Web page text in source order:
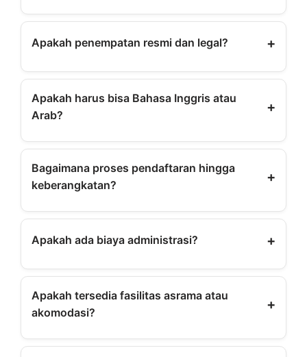
Gaji kisaran 15–18 juta belum termasuk lembur &
Apakah penempatan resmi dan legal? +
Ya, Manasik Agency adalah penyalur tenaga kerja
Apakah harus bisa Bahasa Inggris atau
Arab?
+
Bahasa Inggris dasar diperlukan. Bahasa Arab
Bagaimana proses pendaftaran hingga
keberangkatan?
+
Konsultasi → submit berkas → interview →
Apakah ada biaya administrasi? +
Beberapa biaya seperti medical & pembuatan
Apakah tersedia fasilitas asrama atau
akomodasi?
+
Sebagian besar employer menyediakan